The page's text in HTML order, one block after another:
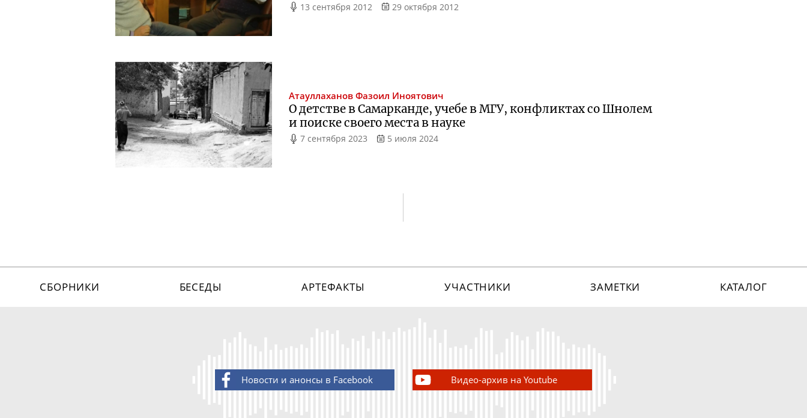
13 сентября 2012 29 октября 2012
Атауллаханов Фазоил Иноятович
О детстве в Самарканде, учебе в МГУ, конфликтах со Шнолем
и поиске своего места в науке
7 сентября 2023 5 июля 2024
СБОРНИКИ БЕСЕДЫ АРТЕФАКТЫ УЧАСТНИКИ ЗАМЕТКИ КАТАЛОГ
Новости и анонсы в Facebook Видео-архив на Youtube